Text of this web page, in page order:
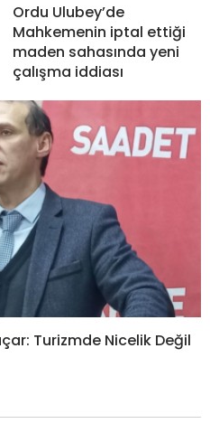
Ordu Ulubey’de
Mahkemenin iptal ettiği
maden sahasında yeni
çalışma iddiası
Turizmde Nicelik Değil